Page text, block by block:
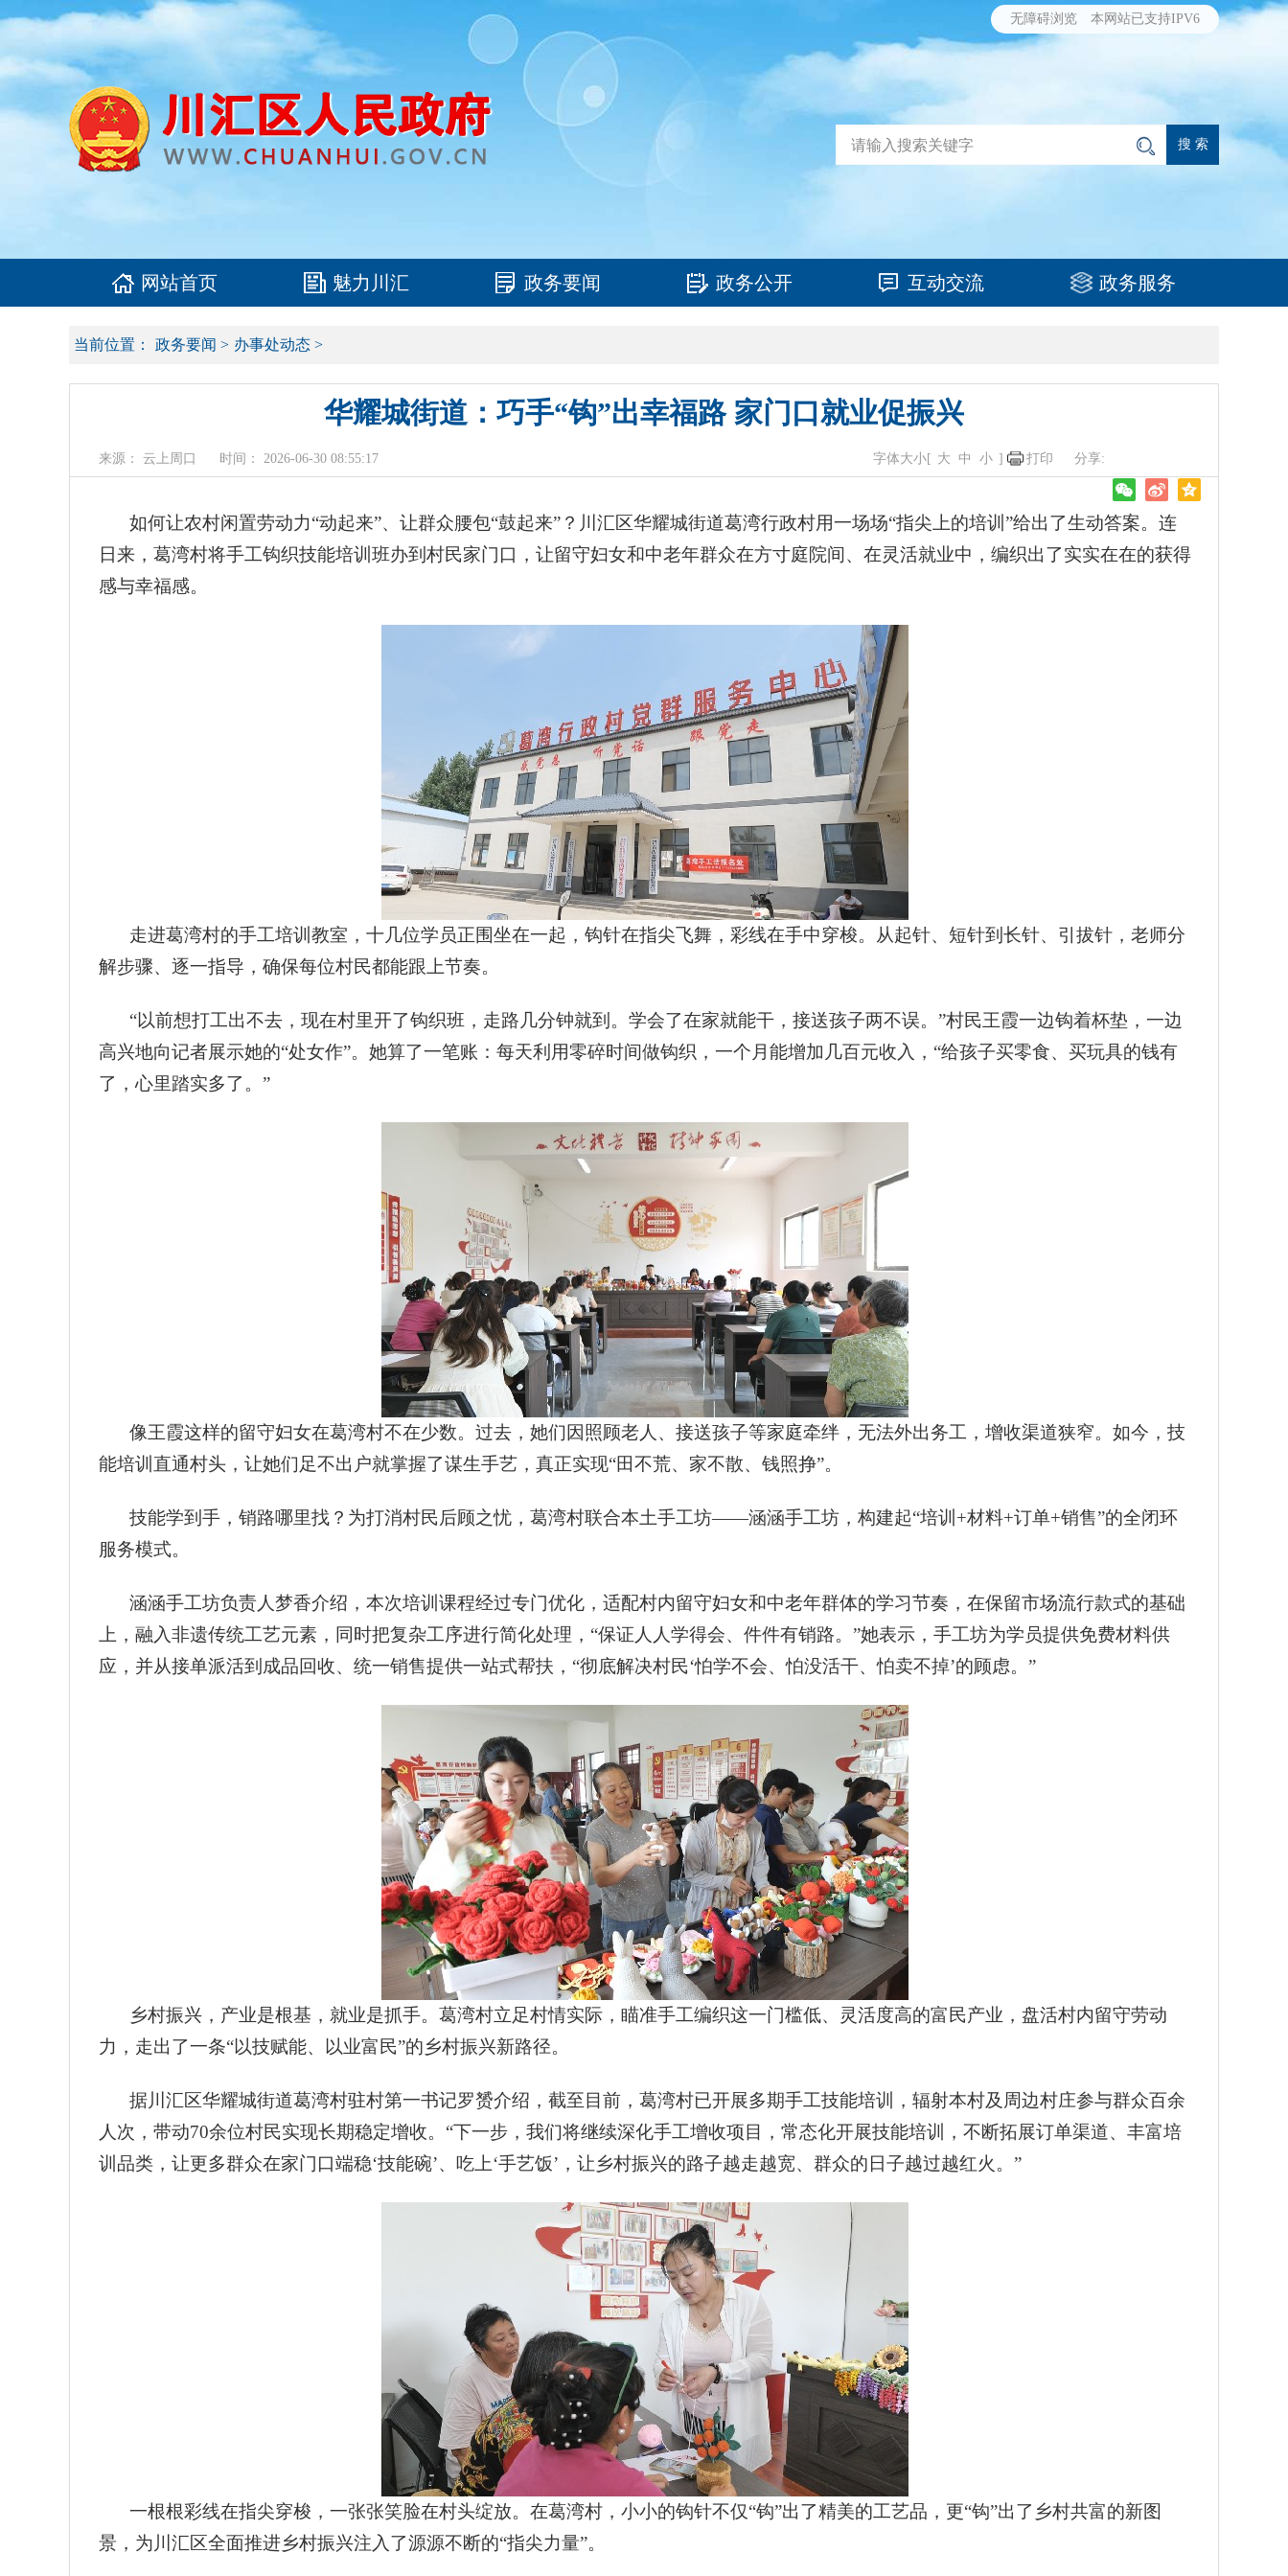
无障碍浏览 本网站已支持IPV6
网站首页 魅力川汇 政务要闻 政务公开 互动交流 政务服务
当前位置： 政务要闻 > 办事处动态 >
华耀城街道：巧手“钩”出幸福路 家门口就业促振兴
来源： 云上周口 时间： 2026-06-30 08:55:17 字体大小[ 大 中 小 ] 打印
如何让农村闲置劳动力“动起来”、让群众腰包“鼓起来”？川汇区华耀城街道葛湾行政村用一场场“指尖上的培训”给出了生动答案。连
日来，葛湾村将手工钩织技能培训班办到村民家门口，让留守妇女和中老年群众在方寸庭院间、在灵活就业中，编织出了实实在在的获得
感与幸福感。
走进葛湾村的手工培训教室，十几位学员正围坐在一起，钩针在指尖飞舞，彩线在手中穿梭。从起针、短针到长针、引拔针，老师分
解步骤、逐一指导，确保每位村民都能跟上节奏。
“以前想打工出不去，现在村里开了钩织班，走路几分钟就到。学会了在家就能干，接送孩子两不误。”村民王霞一边钩着杯垫，一边
高兴地向记者展示她的“处女作”。她算了一笔账：每天利用零碎时间做钩织，一个月能增加几百元收入，“给孩子买零食、买玩具的钱有
了，心里踏实多了。”
像王霞这样的留守妇女在葛湾村不在少数。过去，她们因照顾老人、接送孩子等家庭牵绊，无法外出务工，增收渠道狭窄。如今，技
能培训直通村头，让她们足不出户就掌握了谋生手艺，真正实现“田不荒、家不散、钱照挣”。
技能学到手，销路哪里找？为打消村民后顾之忧，葛湾村联合本土手工坊——涵涵手工坊，构建起“培训+材料+订单+销售”的全闭环
服务模式。
涵涵手工坊负责人梦香介绍，本次培训课程经过专门优化，适配村内留守妇女和中老年群体的学习节奏，在保留市场流行款式的基础
上，融入非遗传统工艺元素，同时把复杂工序进行简化处理，“保证人人学得会、件件有销路。”她表示，手工坊为学员提供免费材料供
应，并从接单派活到成品回收、统一销售提供一站式帮扶，“彻底解决村民‘怕学不会、怕没活干、怕卖不掉’的顾虑。”
乡村振兴，产业是根基，就业是抓手。葛湾村立足村情实际，瞄准手工编织这一门槛低、灵活度高的富民产业，盘活村内留守劳动
力，走出了一条“以技赋能、以业富民”的乡村振兴新路径。
据川汇区华耀城街道葛湾村驻村第一书记罗赟介绍，截至目前，葛湾村已开展多期手工技能培训，辐射本村及周边村庄参与群众百余
人次，带动70余位村民实现长期稳定增收。“下一步，我们将继续深化手工增收项目，常态化开展技能培训，不断拓展订单渠道、丰富培
训品类，让更多群众在家门口端稳‘技能碗’、吃上‘手艺饭’，让乡村振兴的路子越走越宽、群众的日子越过越红火。”
一根根彩线在指尖穿梭，一张张笑脸在村头绽放。在葛湾村，小小的钩针不仅“钩”出了精美的工艺品，更“钩”出了乡村共富的新图
景，为川汇区全面推进乡村振兴注入了源源不断的“指尖力量”。